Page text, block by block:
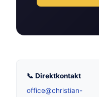
📞 Direktkontakt
office@christian-